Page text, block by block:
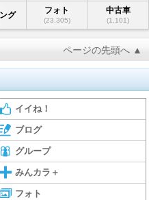
グ フォト
(23,305)
中古車
(1,101)
ページの先頭へ ▲
イイね！
ブログ
グループ
みんカラ＋
フォト